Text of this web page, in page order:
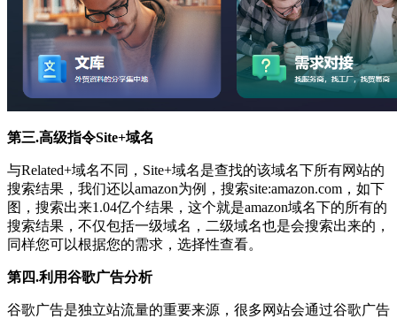
第三.高级指令Site+域名
与Related+域名不同，Site+域名是查找的该域名下所有网站的
搜索结果，我们还以amazon为例，搜索site:amazon.com，如下
图，搜索出来1.04亿个结果，这个就是amazon域名下的所有的
搜索结果，不仅包括一级域名，二级域名也是会搜索出来的，
同样您可以根据您的需求，选择性查看。
第四.利用谷歌广告分析
谷歌广告是独立站流量的重要来源，很多网站会通过谷歌广告